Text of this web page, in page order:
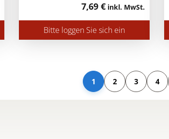
7,69 € inkl. MwSt.
Bitte loggen Sie sich ein
1 2 3 4